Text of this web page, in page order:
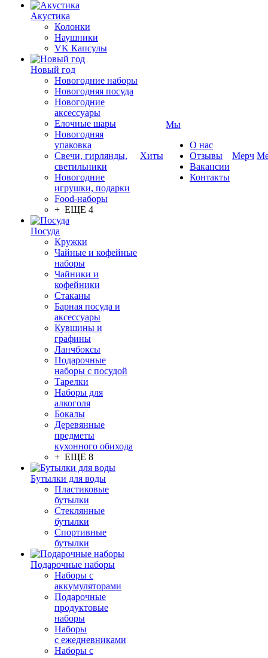
Акустика
Колонки
Наушники
VK Капсулы
Новый год
Новогодние наборы
Новогодняя посуда
Новогодние
аксессуары
Елочные шары
Новогодняя
упаковка
Свечи, гирлянды,
светильники
Новогодние
игрушки, подарки
Food-наборы
+ ЕЩЕ 4
Посуда
Кружки
Чайные и кофейные
наборы
Чайники и
кофейники
Стаканы
Барная посуда и
аксессуары
Кувшины и
графины
Ланчбоксы
Подарочные
наборы с посудой
Тарелки
Наборы для
алкоголя
Бокалы
Деревянные
предметы
кухонного обихода
+ ЕЩЕ 8
Бутылки для воды
Пластиковые
бутылки
Стеклянные
бутылки
Спортивные
бутылки
Подарочные наборы
Наборы с
аккумуляторами
Подарочные
продуктовые
наборы
Наборы
с ежедневниками
Наборы с
Хиты
Мы
О нас
Отзывы
Вакансии
Контакты
Мерч